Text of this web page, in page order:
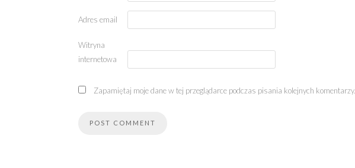
Adres email
Witryna
internetowa
Zapamiętaj moje dane w tej przeglądarce podczas pisania kolejnych komentarzy.